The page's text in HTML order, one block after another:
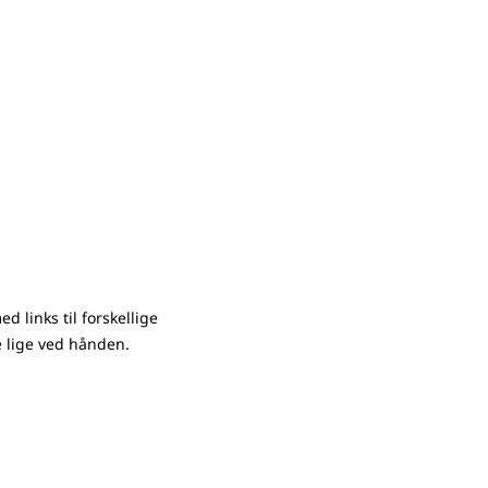
links til forskellige
lige ved hånden.